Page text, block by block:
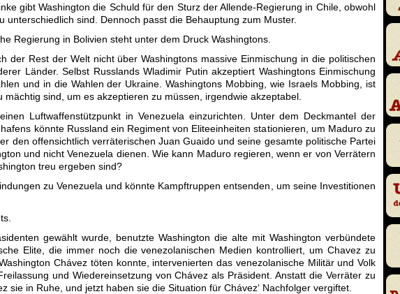
gibt Washington die Schuld für den Sturz der Allende-Regierung in Chile, obwohl
unterschiedlich sind. Dennoch passt die Behauptung zum Muster.
Regierung in Bolivien steht unter dem Druck Washingtons.
der Rest der Welt nicht über Washingtons massive Einmischung in die politischen
Länder. Selbst Russlands Wladimir Putin akzeptiert Washingtons Einmischung
und in die Wahlen der Ukraine. Washingtons Mobbing, wie Israels Mobbing, ist
mächtig sind, um es akzeptieren zu müssen, irgendwie akzeptabel.
Luftwaffenstützpunkt in Venezuela einzurichten. Unter dem Deckmantel der
könnte Russland ein Regiment von Eliteeinheiten stationieren, um Maduro zu
den offensichtlich verräterischen Juan Guaido und seine gesamte politische Partei
und nicht Venezuela dienen. Wie kann Maduro regieren, wenn er von Verrätern
treu ergeben sind?
zu Venezuela und könnte Kampftruppen entsenden, um seine Investitionen
gewählt wurde, benutzte Washington die alte mit Washington verbündete
Elite, die immer noch die venezolanischen Medien kontrolliert, um Chavez zu
Chávez töten konnte, intervenierten das venezolanische Militär und Volk
und Wiedereinsetzung von Chávez als Präsident. Anstatt die Verräter zu
sie in Ruhe, und jetzt haben sie die Situation für Chávez‘ Nachfolger vergiftet.